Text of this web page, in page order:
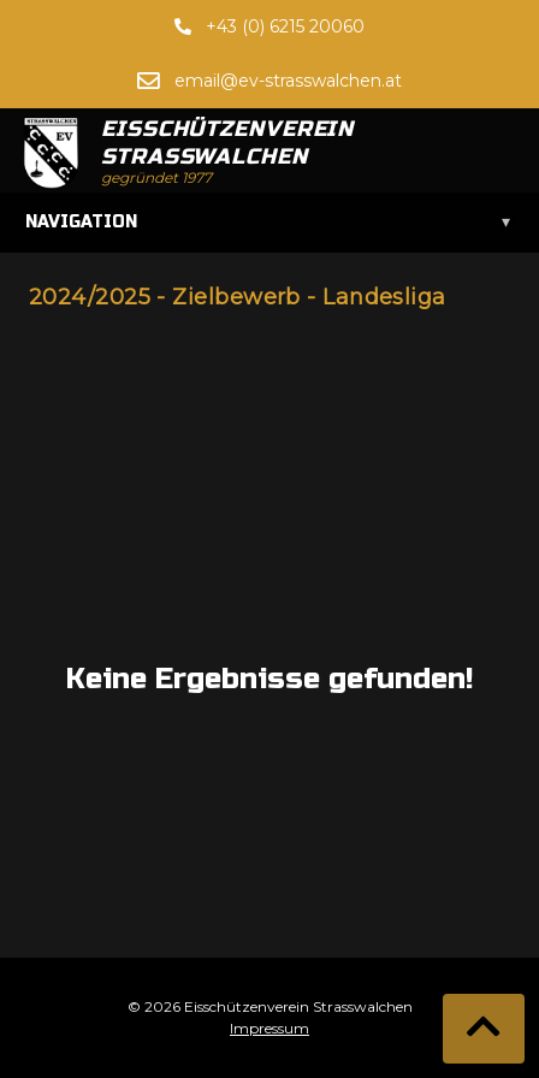
+43 (0) 6215 20060
email@ev-strasswalchen.at
EISSCHÜTZENVEREIN
STRASSWALCHEN
gegründet 1977
NAVIGATION ▾
2024/2025 - Zielbewerb - Landesliga
Keine Ergebnisse gefunden!
© 2026 Eisschützenverein Strasswalchen
Impressum